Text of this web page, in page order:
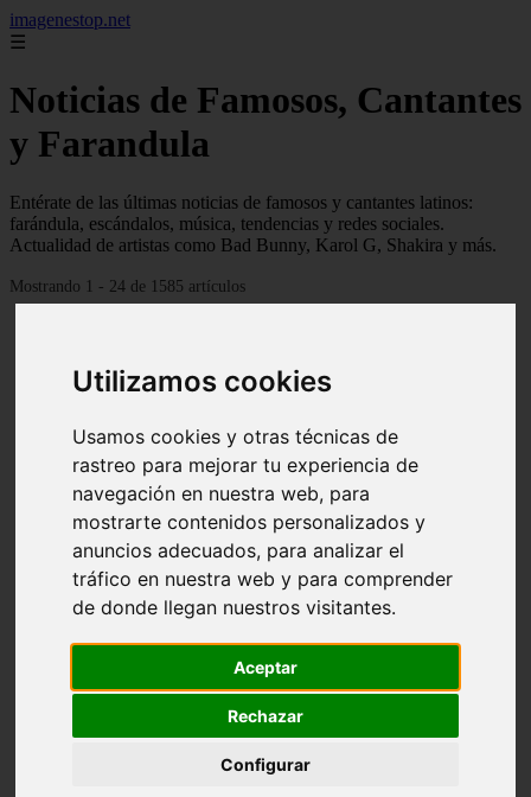
Utilizamos cookies
Usamos cookies y otras técnicas de
rastreo para mejorar tu experiencia de
navegación en nuestra web, para
mostrarte contenidos personalizados y
anuncios adecuados, para analizar el
tráfico en nuestra web y para comprender
de donde llegan nuestros visitantes.
Aceptar
Rechazar
Configurar
imagenestop.net
☰
Noticias de Famosos, Cantantes
y Farandula
Entérate de las últimas noticias de famosos y cantantes latinos:
farándula, escándalos, música, tendencias y redes sociales.
Actualidad de artistas como Bad Bunny, Karol G, Shakira y más.
Mostrando 1 - 24 de 1585 artículos